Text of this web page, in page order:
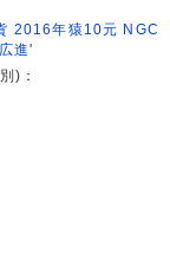
2016年猿10元 NGC
進'
)：